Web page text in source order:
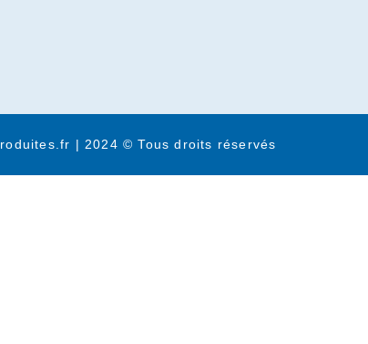
| 2024 © Tous droits réservés